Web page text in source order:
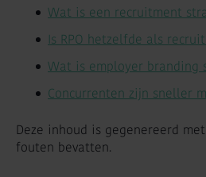
Wat is een recruitment
Is RPO hetzelfde als
Wat is employer branding
Concurrenten zijn sneller
Deze inhoud is gegenereerd
fouten bevatten.